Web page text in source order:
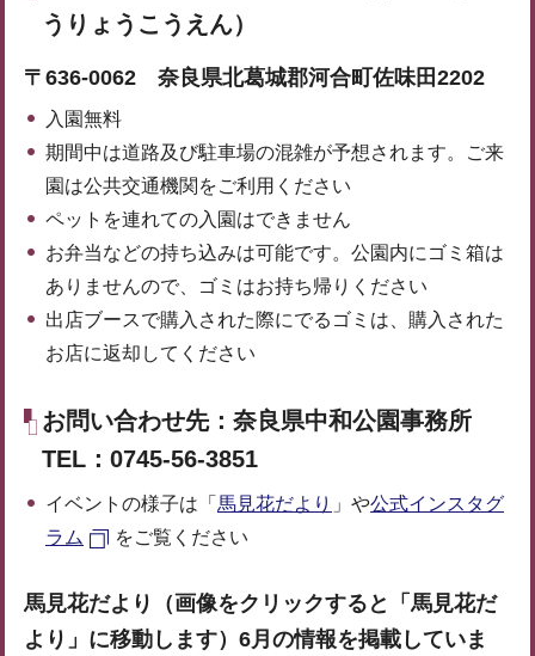
うりょうこうえん）
〒636-0062 奈良県北葛城郡河合町佐味田2202
入園無料
期間中は道路及び駐車場の混雑が予想されます。ご来
園は公共交通機関をご利用ください
ペットを連れての入園はできません
お弁当などの持ち込みは可能です。公園内にゴミ箱は
ありませんので、ゴミはお持ち帰りください
出店ブースで購入された際にでるゴミは、購入された
お店に返却してください
お問い合わせ先：奈良県中和公園事務所
TEL：0745-56-3851
イベントの様子は「 馬見花だより 」や公式インスタグ
ラム
をご覧ください
馬見花だより（画像をクリックすると「馬見花だ
より」に移動します）6月の情報を掲載していま